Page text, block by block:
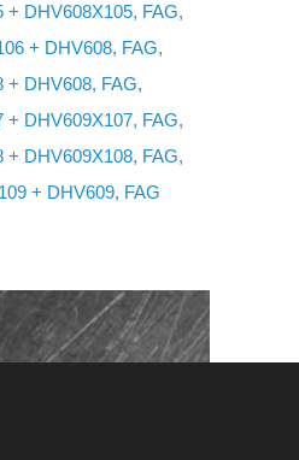
+ DHV608X105, FAG,
+ DHV608, FAG,
+ DHV608, FAG,
+ DHV609X107, FAG,
+ DHV609X108, FAG,
+ DHV609, FAG